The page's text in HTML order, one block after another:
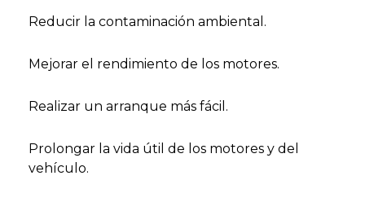
Reducir la contaminación ambiental.
Mejorar el rendimiento de los motores.
Realizar un arranque más fácil.
Prolongar la vida útil de los motores y del
vehículo.